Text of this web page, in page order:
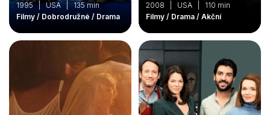
1995 | USA | 135 min
Filmy / Dobrodružné / Drama
2008 | USA | 110 min
Filmy / Drama / Akční